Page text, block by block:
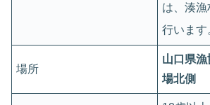
は、湊
行います
場所
山口県
場北側